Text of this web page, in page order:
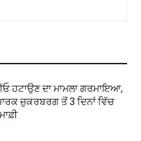
ਹਟਾਉਣ ਦਾ ਮਾਮਲਾ ਗਰਮਾਇਆ,
ਜ਼ੁਕਰਬਰਗ ਤੋਂ 3 ਦਿਨਾਂ ਵਿੱਚ